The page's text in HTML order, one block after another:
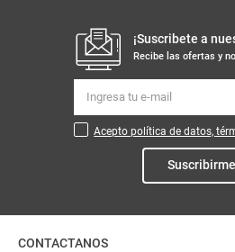
¡Suscribete a
Recibe las ofertas y
Acepto política de datos,
Suscribirme
CONTACTANOS